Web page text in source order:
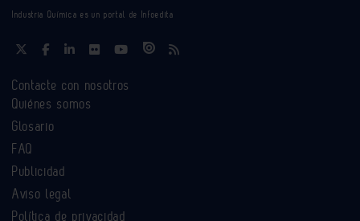
Industria Química es un portal de Infoedita
Contacte con nosotros
Quiénes somos
Glosario
FAQ
Publicidad
Aviso legal
Política de privacidad